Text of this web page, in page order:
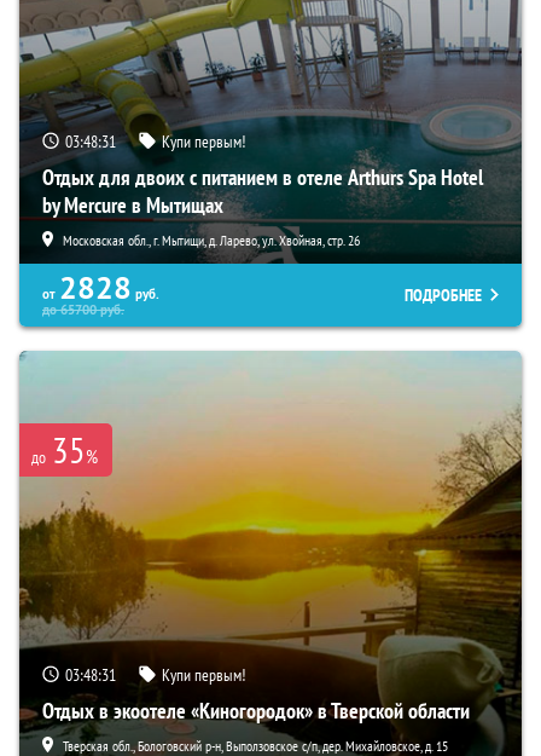
03:48:29 Купи первым!
Отдых для двоих с питанием в отеле Arthurs Spa Hotel
by Mercure в Мытищах
Московская обл., г. Мытищи, д. Ларево, ул. Хвойная, стр. 26
от 2828 руб.
до65700руб.
ПОДРОБНЕЕ
до 35%
03:48:29 Купи первым!
Отдых в экоотеле «Киногородок» в Тверской области
Тверская обл., Бологовский р-н, Выползовское с/п, дер. Михайловское, д. 15